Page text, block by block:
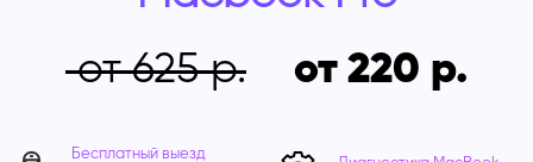
от 625
от 220
Бесплатный выезд